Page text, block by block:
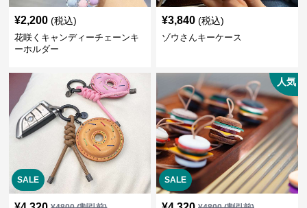
¥2,200 (税込)
花咲くキャンディーチェーンキ
ーホルダー
¥3,840 (税込)
ゾウさんキーケース
SALE SALE
人気